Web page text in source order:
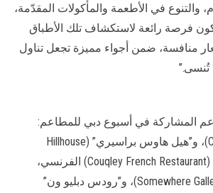
والتنوع في الأطعمة والمأكولات المقدّمة،
فرصة رائعة لاستكشاف تلك الأطباق
منافسة، ضمن أجواء مميزة تجعل تناول
تُنسى.”
المشاركة في أسبوع دبي للمطاعم:
مطعم “كارجو” (Cargo)، و”هيل هاوس براسيري” (Hillhouse
Brasserie)، و”كوكلي” (Couqley French Restaurant) الفرنسي،
و”سموير غاليريا” (Somewhere Galleria)، و”رودس دبليو ون”